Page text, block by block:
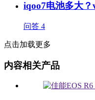
iqoo7电池多大
问答 4
点击加载更多
内容相关产品